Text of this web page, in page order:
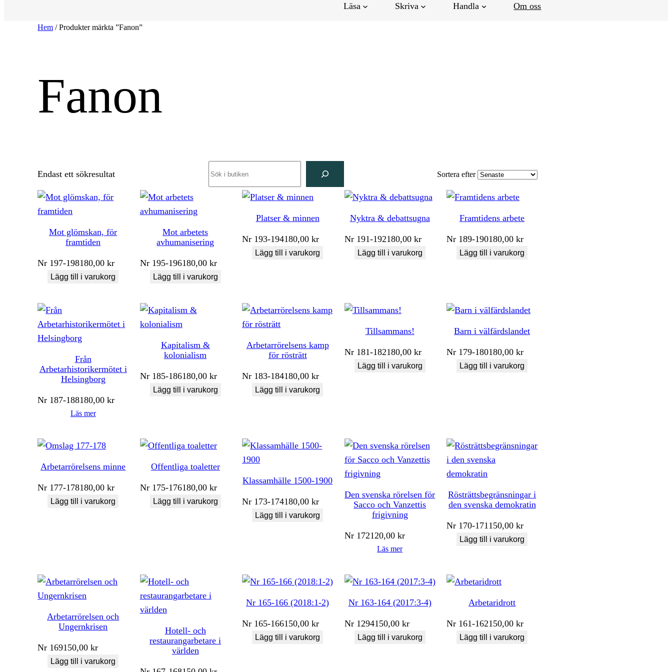
Läsa Skriva Handla Om oss
Hem / Produkter märkta ”Fanon”
Fanon
Endast ett sökresultat Sortera efter
Mot glömskan, för
framtiden
Nr 197-198180,00kr
Lägg till i varukorg
Mot arbetets
avhumanisering
Nr 195-196180,00 kr
Lägg till i varukorg
Platser & minnen
Nr 193-194180,00kr
Lägg till i varukorg
Nyktra & debattsugna
Nr 191-192180,00 kr
Lägg till i varukorg
Framtidens arbete
Nr 189-190180,00kr
Lägg till i varukorg
Från
Arbetarhistorikermötet i
Helsingborg
Nr 187-188180,00kr
Läs mer
Kapitalism &
kolonialism
Nr 185-186180,00 kr
Lägg till i varukorg
Arbetarrörelsens kamp
för rösträtt
Nr 183-184180,00kr
Lägg till i varukorg
Tillsammans!
Nr 181-182180,00 kr
Lägg till i varukorg
Barn i välfärdslandet
Nr 179-180180,00kr
Lägg till i varukorg
Arbetarrörelsens minne
Nr 177-178180,00kr
Lägg till i varukorg
Offentliga toaletter
Nr 175-176180,00 kr
Lägg till i varukorg
Klassamhälle 1500-1900
Nr 173-174180,00kr
Lägg till i varukorg
Den svenska rörelsen för
Sacco och Vanzettis
frigivning
Nr 172120,00 kr
Läs mer
Rösträttsbegränsningar i
den svenska demokratin
Nr 170-171150,00kr
Lägg till i varukorg
Arbetarrörelsen och
Ungernkrisen
Nr 169150,00kr
Lägg till i varukorg
Hotell- och
restaurangarbetare i
världen
Nr 165-166 (2018:1-2)
Nr 165-166150,00kr
Lägg till i varukorg
Nr 163-164 (2017:3-4)
Nr 1294150,00 kr
Lägg till i varukorg
Arbetaridrott
Nr 161-162150,00kr
Lägg till i varukorg